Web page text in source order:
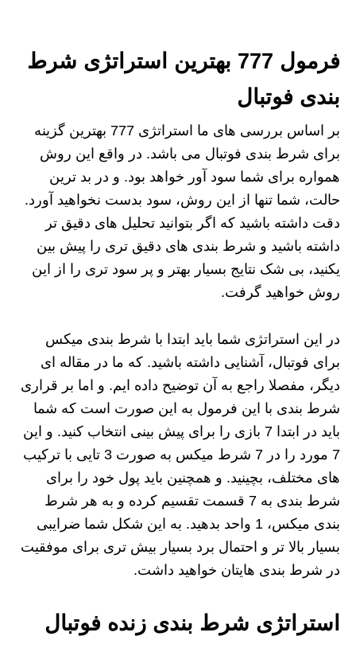
فرمول 777 بهترین استراتژی شرط
بندی فوتبال
بر اساس بررسی های ما استراتژی 777 بهترین گزینه
برای شرط بندی فوتبال می باشد. در واقع این روش
همواره برای شما سود آور خواهد بود. و در بد ترین
حالت، شما تنها از این روش، سود بدست نخواهید آورد.
دقت داشته باشید که اگر بتوانید تحلیل های دقیق تر
داشته باشید و شرط بندی های دقیق تری را پیش بین
یکنید، بی شک نتایج بسیار بهتر و پر سود تری را از این
روش خواهید گرفت.
در این استراتژی شما باید ابتدا با شرط بندی میکس
برای فوتبال، آشنایی داشته باشید. که ما در مقاله ای
دیگر، مفصلا راجع به آن توضیح داده ایم. و اما بر قراری
شرط بندی با این فرمول به این صورت است که شما
باید در ابتدا 7 بازی را برای پیش بینی انتخاب کنید. و این
7 مورد را در 7 شرط میکس به صورت 3 تایی با ترکیب
های مختلف، بچینید. و همچنین باید پول خود را برای
شرط بندی به 7 قسمت تقسیم کرده و به هر شرط
بندی میکس، 1 واحد بدهید. به این شکل شما ضرایبی
بسیار بالا تر و احتمال برد بسیار بیش تری برای موفقیت
در شرط بندی هایتان خواهید داشت.
استراتژی شرط بندی زنده فوتبال